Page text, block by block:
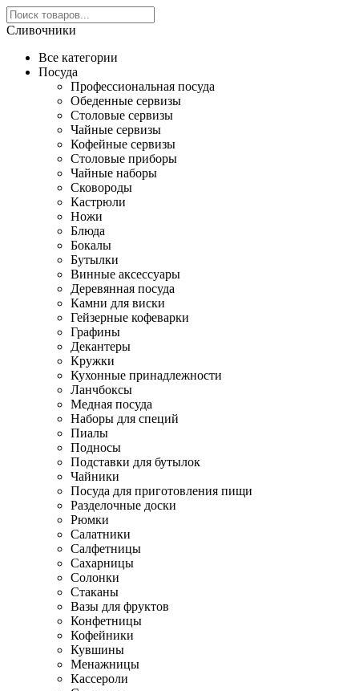
Сливочники
Все категории
Посуда
Профессиональная посуда
Обеденные сервизы
Столовые сервизы
Чайные сервизы
Кофейные сервизы
Столовые приборы
Чайные наборы
Сковороды
Кастрюли
Ножи
Блюда
Бокалы
Бутылки
Винные аксессуары
Деревянная посуда
Камни для виски
Гейзерные кофеварки
Графины
Декантеры
Кружки
Кухонные принадлежности
Ланчбоксы
Медная посуда
Наборы для специй
Пиалы
Подносы
Подставки для бутылок
Чайники
Посуда для приготовления пищи
Разделочные доски
Рюмки
Салатники
Салфетницы
Сахарницы
Солонки
Стаканы
Вазы для фруктов
Конфетницы
Кофейники
Кувшины
Менажницы
Кассероли